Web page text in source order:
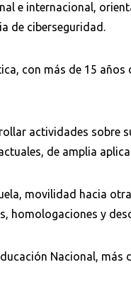
e internacional,
de ciberseguridad.
con más de 15
actividades sobre
de amplia
movilidad hacia
homologaciones y
Nacional, más